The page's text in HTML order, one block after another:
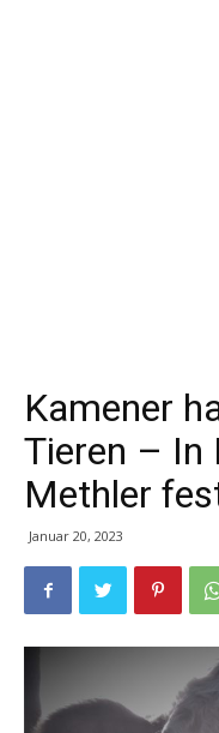
Kamener
Tieren – In
Methler
Januar 20, 2023